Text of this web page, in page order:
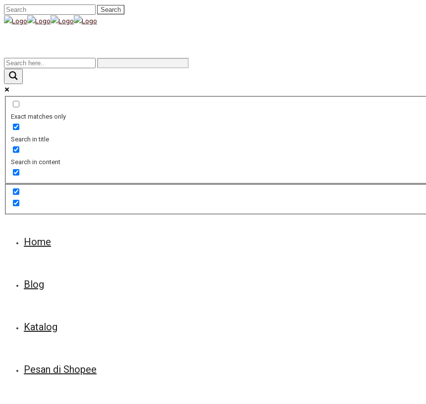
Exact matches only
Search in title
Search in content
Home
Blog
Katalog
Pesan di Shopee